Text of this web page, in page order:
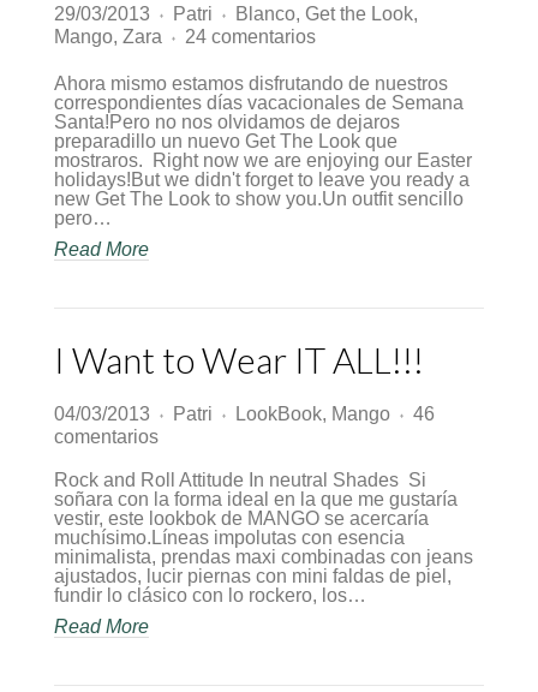
29/03/2013 ♦ Patri ♦ Blanco, Get the Look,
Mango, Zara ♦ 24 comentariosen
of
ORANGE
–
Get
The
Look!
Ahora mismo estamos disfrutando de nuestros
correspondientes días vacacionales de Semana
Santa!Pero no nos olvidamos de dejaros
preparadillo un nuevo Get The Look que
mostraros. Right now we are enjoying our Easter
holidays!But we didn't forget to leave you ready a
new Get The Look to show you.Un outfit sencillo
pero…
Read More
I Want to Wear IT ALL!!!
04/03/2013 ♦ Patri ♦ LookBook, Mango ♦
46
comentariosen
Want
to
Wear
IT
ALL!!!
Rock and Roll Attitude In neutral Shades Si
soñara con la forma ideal en la que me gustaría
vestir, este lookbok de MANGO se acercaría
muchísimo.Líneas impolutas con esencia
minimalista, prendas maxi combinadas con jeans
ajustados, lucir piernas con mini faldas de piel,
fundir lo clásico con lo rockero, los…
Read More